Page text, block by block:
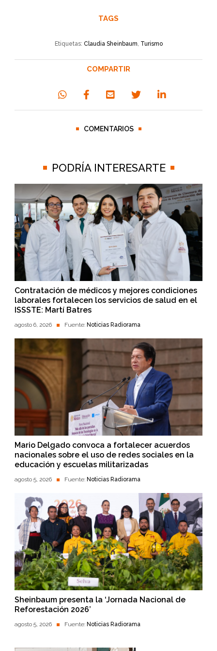
TAGS
Etiquetas: Claudia Sheinbaum Turismo
COMPARTIR
COMENTARIOS
PODRÍA INTERESARTE
Contratación de médicos y mejores condiciones
laborales fortalecen los servicios de salud en el
ISSSTE: Martí Batres
agosto 6, 2026 Fuente: Noticias Radiorama
Mario Delgado convoca a fortalecer acuerdos
nacionales sobre el uso de redes sociales en la
educación y escuelas militarizadas
agosto 5, 2026 Fuente: Noticias Radiorama
Sheinbaum presenta la ‘Jornada Nacional de
Reforestación 2026’
agosto 5, 2026 Fuente: Noticias Radiorama